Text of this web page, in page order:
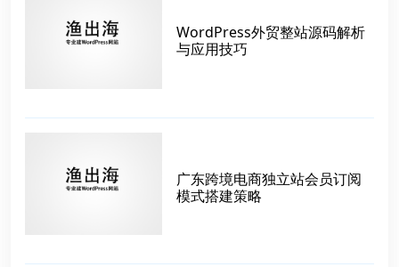
WordPress外贸整站源码解析
与应用技巧
广东跨境电商独立站会员订阅
模式搭建策略